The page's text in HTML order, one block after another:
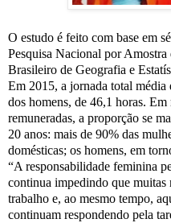
O estudo é feito com base em
Pesquisa Nacional por
Brasileiro de Geografia e
Em 2015, a jornada total média
dos homens, de 46,1 horas.
remuneradas, a proporção se
20 anos: mais de 90% das
domésticas; os homens, em
“A responsabilidade feminina
continua impedindo que muitas
trabalho e, ao mesmo tempo,
continuam respondendo pela